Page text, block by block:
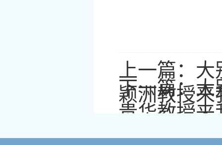
上一篇： 大
颖洲教授来
下一篇：大
贵华教授来